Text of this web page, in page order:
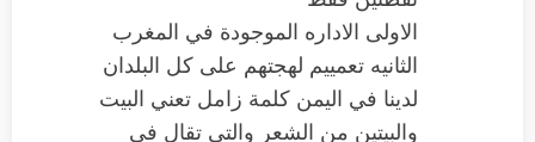
الاولى الاداره الموجودة في المغرب
الثانيه تعمييم لهجتهم على كل البلدان
لدينا في اليمن كلمة زامل تعني البيت
والبيتين من الشعر والتي تقال في